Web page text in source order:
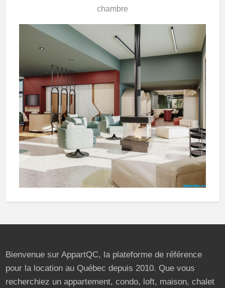
chambre
Bienvenue sur AppartQC, la plateforme de référence
pour la location au Québec depuis 2010. Que vous
recherchiez un appartement, condo, loft, maison, chalet